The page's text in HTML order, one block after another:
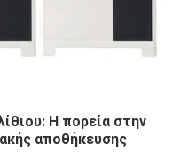
Η πορεία στην
αποθήκευσης